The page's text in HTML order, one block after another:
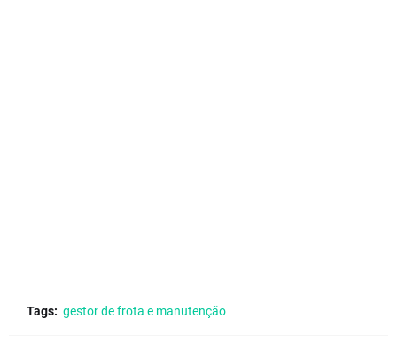
Tags: gestor de frota e manutenção